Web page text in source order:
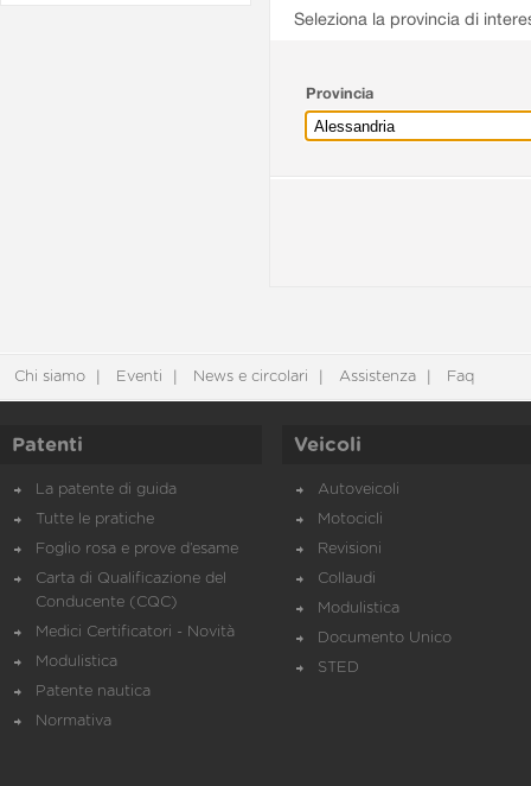
Seleziona la provincia di
Provincia
Chi siamo Eventi News e circolari Assistenza Faq
Patenti
La patente di guida
Tutte le pratiche
Foglio rosa e prove d’esame
Carta di Qualificazione del
Conducente (CQC)
Medici Certificatori - Novità
Modulistica
Patente nautica
Normativa
Veicoli
Autoveicoli
Motocicli
Revisioni
Collaudi
Modulistica
Documento Unico
STED